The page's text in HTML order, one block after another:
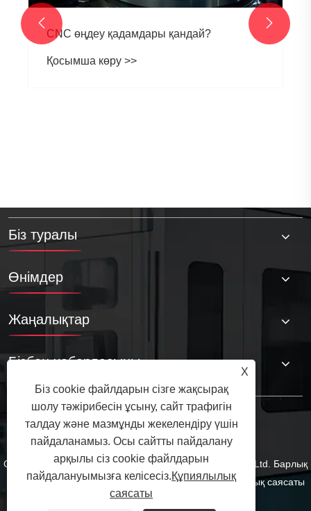
CNC өңдеу қадамдары қандай?
Қосымша көру >>
 
Біз туралы
Өнімдер
Жаңалықтар
Бізбен хабарласыңы
Copyright © 2025 Qingdao Tuoyuan Metal Products Co., Ltd. Барлық
құқықтар қорғалған.Links Sitemap RSS XML Құпиялылық саясаты
X
Біз cookie файлдарын сізге жақсырақ
шолу тәжірибесін ұсыну, сайт трафигін
талдау және мазмұнды жекелендіру үшін
пайдаланамыз. Осы сайтты пайдалану
арқылы сіз cookie файлдарын
пайдалануымызға келісесіз.Құпиялылық
саясаты